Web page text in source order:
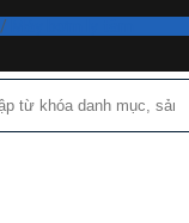
/